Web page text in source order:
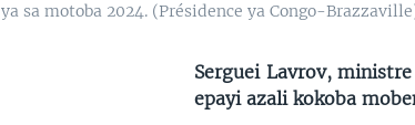
ya sa motoba 2024. (Présidence ya Congo-
Serguei Lavrov,
epayi azali kokoba